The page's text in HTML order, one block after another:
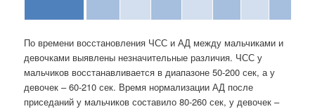
По времени восстановления ЧСС и АД между мальчиками и
девочками выявлены незначительные различия. ЧСС у
мальчиков восстанавливается в диапазоне 50-200 сек, а у
девочек – 60-210 сек. Время нормализации АД после
приседаний у мальчиков составило 80-260 сек, у девочек –